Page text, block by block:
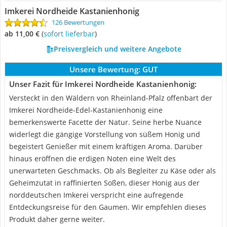
Imkerei Nordheide Kastanienhonig
126 Bewertungen
ab 11,00 € ( Sofort lieferbar)
Preisvergleich und weitere Angebote
Unsere Bewertung: GUT
Unser Fazit für Imkerei Nordheide Kastanienhonig:
Versteckt in den Wäldern von Rheinland-Pfalz offenbart der
Imkerei Nordheide-Edel-Kastanienhonig eine
bemerkenswerte Facette der Natur. Seine herbe Nuance
widerlegt die gängige Vorstellung von süßem Honig und
begeistert Genießer mit einem kräftigen Aroma. Darüber
hinaus eröffnen die erdigen Noten eine Welt des
unerwarteten Geschmacks. Ob als Begleiter zu Käse oder als
Geheimzutat in raffinierten Soßen, dieser Honig aus der
norddeutschen Imkerei verspricht eine aufregende
Entdeckungsreise für den Gaumen. Wir empfehlen dieses
Produkt daher gerne weiter.